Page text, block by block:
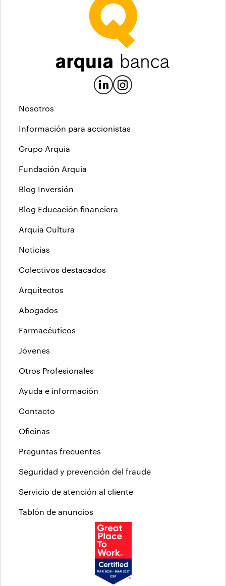
Nosotros
Información para accionistas
Grupo Arquia
Fundación Arquia
Blog Inversión
Blog Educación financiera
Arquia Cultura
Noticias
Colectivos destacados
Arquitectos
Abogados
Farmacéuticos
Jóvenes
Otros Profesionales
Ayuda e información
Contacto
Oficinas
Preguntas frecuentes
Seguridad y prevención del fraude
Servicio de atención al cliente
Tablón de anuncios